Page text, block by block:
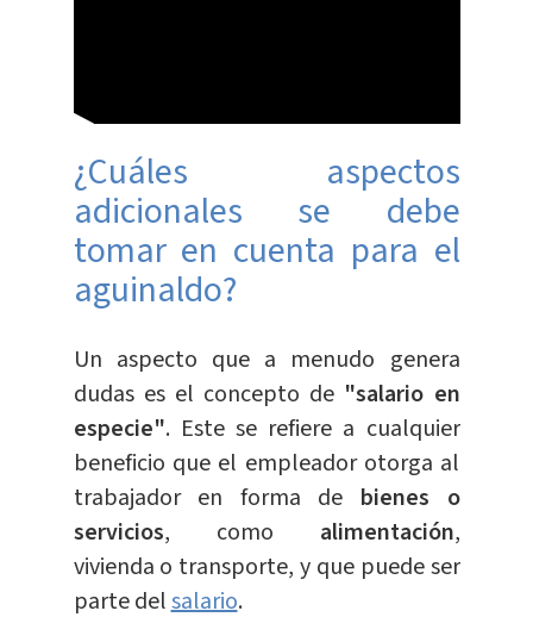
¿Cuáles aspectos
adicionales se debe
tomar en cuenta para el
aguinaldo?
Un aspecto que a menudo genera
dudas es el concepto de "salario en
especie". Este se refiere a cualquier
beneficio que el empleador otorga al
trabajador en forma de bienes o
servicios, como alimentación,
vivienda o transporte, y que puede ser
parte delsalario.